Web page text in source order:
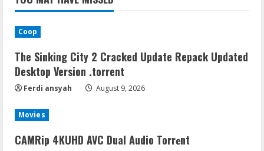
Coop
The Sinking City 2 Cracked Update Repack Updated
Desktop Version .torrent
Ferdi ansyah August 9, 2026
Movies
CAMRip 4KUHD AVC Dual Audio Torr𝐞nt